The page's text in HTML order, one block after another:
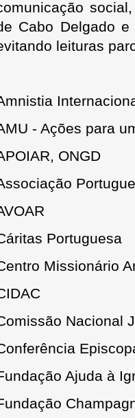
Cabo Delgado
leituras
- Ações para
ONGD
Portuguesa
Missionário
Nacional
Ajuda à